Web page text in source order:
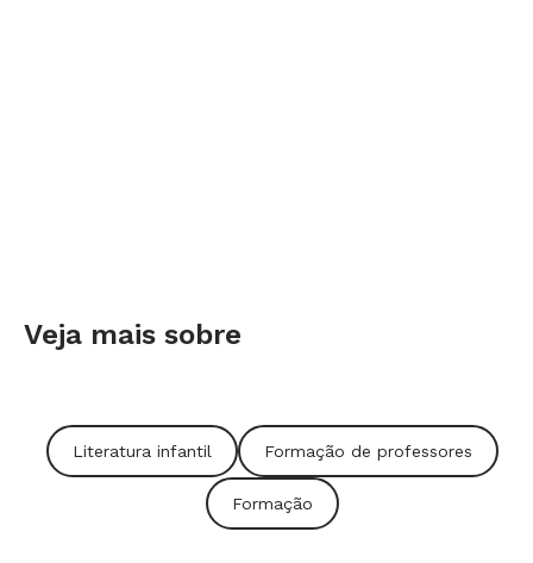
Veja mais sobre
Literatura infantil Formação de professores
Formação